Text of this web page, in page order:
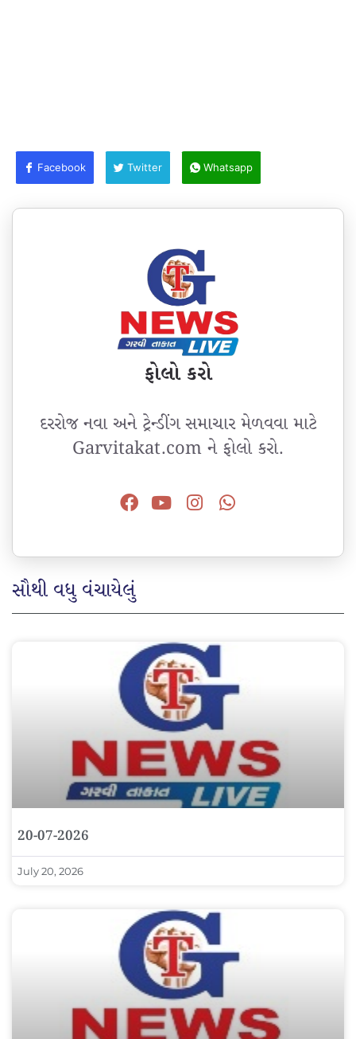
Facebook Twitter Whatsapp
ફોલો કરો
દરરોજ નવા અને ટ્રેન્ડીંગ સમાચાર મેળવવા માટે
Garvitakat.com ને ફોલો કરો.
સૌથી વધુ વંચાયેલું
20-07-2026
July 20, 2026